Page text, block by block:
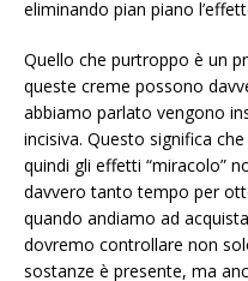
eliminando pian piano
Quello che purtroppo è un
queste creme possono
abbiamo parlato vengono
incisiva. Questo significa
quindi gli effetti “miracolo”
davvero tanto tempo per
quando andiamo ad
dovremo controllare non
sostanze è presente, ma